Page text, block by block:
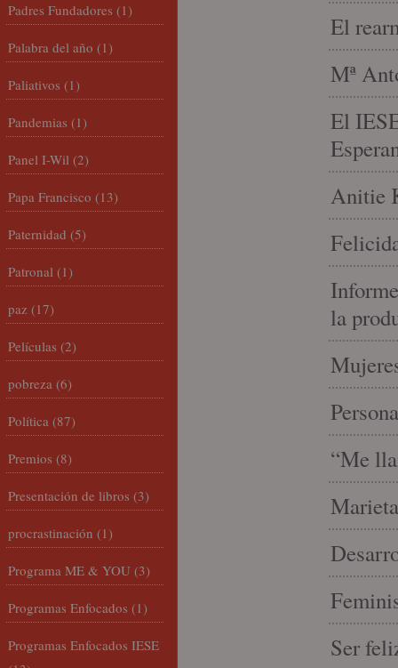
El
Mª
El
Anitie
la
“Me
Ser
Padres Fundadores (1)
Palabra del año (1)
Paliativos (1)
Pandemias (1)
Panel I-Wil (2)
Papa Francisco (13)
Paternidad (5)
Patronal (1)
paz (17)
Películas (2)
pobreza (6)
Política (87)
Premios (8)
Presentación de libros (3)
procrastinación (1)
Programa ME & YOU (3)
Programas Enfocados (1)
Programas Enfocados IESE